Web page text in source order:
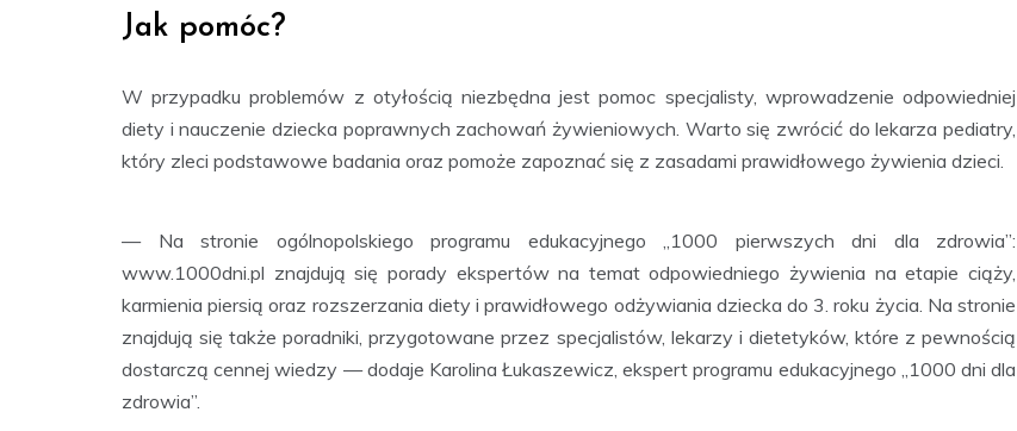
Jak pomóc?
W przypadku problemów z otyłością niezbędna jest pomoc specjalisty, wprowadzenie odpowiedniej
diety i nauczenie dziecka poprawnych zachowań żywieniowych. Warto się zwrócić do lekarza pediatry,
który zleci podstawowe badania oraz pomoże zapoznać się z zasadami prawidłowego żywienia dzieci.
— Na stronie ogólnopolskiego programu edukacyjnego „1000 pierwszych dni dla zdrowia”:
www.1000dni.pl znajdują się porady ekspertów na temat odpowiedniego żywienia na etapie ciąży,
karmienia piersią oraz rozszerzania diety i prawidłowego odżywiania dziecka do 3. roku życia. Na stronie
znajdują się także poradniki, przygotowane przez specjalistów, lekarzy i dietetyków, które z pewnością
dostarczą cennej wiedzy — dodaje Karolina Łukaszewicz, ekspert programu edukacyjnego „1000 dni dla
zdrowia”.